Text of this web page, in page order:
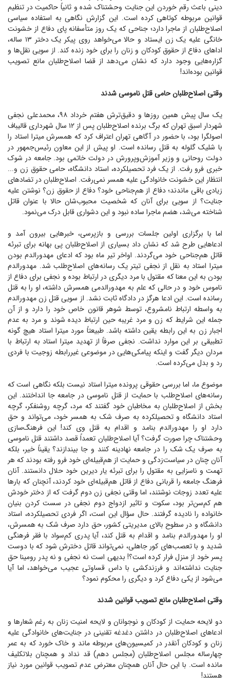
دینی باعث رقم خوردن این جنایت وحشتناک شده و ثانیاً حاکمیت در تنظیم
قوانین مربوطه کوتاهی کرده است. این گزارش نگاهی به استفاده سیاسی
اصلاح‌طلبان از ماجرا دارد؛ جناحی که یک روز متأسفانه پای دفاع از خشونت
خانگی علیه یک زن ایستاد و حالا می‌خواهد روی پیکر یک دختر ۱۳ ساله،
ادا‌های دفاع از حقوق کودکان و زنان را برای خود زنده کند. از سویی نقل‌ها و
گزاره‌هایی وجود دارد که نشان می‌دهد از قضا اصلاح‌طلبان مانع تصویب
قوانین بوده‌اند!
وقتی اصلاح‌طلبان حامی قتل ناموسی شدند
یک سال پیش همین روز‌ها و دقیق‌ترش هفتم خرداد ۹۸، محمدعلی نجفی
شهردار اسبق تهران که برگ برنده اصلاح‌طلبان پس از ۱۲ سال شهرداری قالیباف
اصولگرا بود، با حضور در آگاهی تهران اعتراف کرد که همسرش میترا استاد را
با شلیک گلوله به قتل رسانده است. او پیش از این معاون رئیس‌جمهور در
دولت روحانی و وزیر آموزش‌و‌پرورش در دولت خاتمی بود. جامعه در شوک
خبری فرو رفت. از یک فرد تحصیلکرده، استاد دانشگاه، حامی حقوق زن و...
انتظار این خشونت خانوادگی علیه همسر نمی‌رفت. اصلاح‌طلبان در تضاد‌های
زیادی باقی ماندند؛ دفاع از هم‌جناحی خود؟ دفاع از حقوق زن؟ نوشتن علیه
جنایت؟ از سویی برای آنان که شخصیت محبوب‌شان حالا با عنوان قاتل
شناخته می‌شد، هضم ماجرا ساده نبود و این دشواری قابل درک می‌نمود.
اما با برگزاری اولین جلسات بررسی و بازپرسی، خبر‌هایی بیرون آمد و
ادعا‌هایی طرح شد که نشان داد بسیاری از اصلاح‌طلبان پی بهانه برای تبرئه
قاتل هم‌جناحی خود می‌گردند. اواخر تیر ماه بود که ادعای مهدورالدم بودن
میترا استاد به نقل از نجفی تیتر یک رسانه‌های اصلاح‌طلب شد. مهدورالدم
بودن به این معنا که مقتول با مرد دیگری در ارتباط بوده و نجفی برای دفاع از
ناموس خود و در حالی که علم به مهدورالدمی همسرش داشته، او را به قتل
رسانده است. این ادعا هرگز در دادگاه ثابت نشد. از سویی قتل زن مهدورالدم
به واسطه ارتباط نامشروع، توسط شوهر قانون خاص خود را دارد و از آن
جمله این شرایط که زن و مرد غریبه حین ارتباط دیده شوند و مرد به عدم
اجبار زن به این رابطه یقین داشته باشد. طبیعتاً مورد میترا استاد هیچ گونه
تطبیقی بر این موارد نداشت. نجفی صرفاً از تهدید میترا استاد به ارتباط با
مردان دیگر گفت و اینکه پیامکی‌هایی در موضوعی غیررابطه زوجیت با فردی
رد و بدل می‌کرده است.
موضوع ما، اما بررسی حقوقی پرونده میترا استاد نیست بلکه نگاهی است که
رسانه‌های اصلاح‌طلب با حمایت از قتل ناموسی در جامعه جا انداختند. این
بخش از اصلاح‌طلبان به مخاطبان خود گفتند که مرد، گرچه روشنفکر، گرچه
استاد دانشگاه و تحصیلکرده به صرف شک به همسر خود، می‌تواند و حق
دارد او را مهدورالدم بنامد و اقدام به قتل وی کند! این فرهنگ‌سازی
وحشتناک چرا صورت گرفت؟ آیا اصلاح‌طلبان تعمداً قصد داشتند قتل ناموسی
به صرف یک شک را در جامعه نهادینه کنند و جا بیندازند؟ یقیناً خیر، بلکه
آنان چنان در سیاست‌زدگی و حمایت از هم‌قبیله‌ای خود فرو رفته بودند که هر
تهمت و ناسزایی به مقتول را برای تبرئه یار دیرین خود حلال دانستند. آنان
فرهنگ جامعه را قربانی دفاع از قاتل هم‌قبیله‌ای خود کردند، آنچنان که بار‌ها
علیه تعدد زوجات نوشتند، اما وقتی نجفی زن دوم گرفت که از دختر خودش
هم کم‌سن‌تر بود، سکوت و تاثیر ازدواج دوم نجفی در سست کردن بنیان
خانواده را نادیده گرفتند. حال سؤال این است، اگر فردی تحصیلکرده، استاد
دانشگاه و در سطوح بالای مدیریتی کشور، حق دارد صرف شک به همسرش،
او را مهدورالدم بنامد و اقدام به قتل کند، آیا پدری کم‌سواد با فقر فرهنگی
شدید و با تعصب‌های کور جاهلی، نمی‌تواند قاتل دخترش شود که با دوست
پسر خود از منزل فرار کرده است؟! بدیهی است نه نجفی و نه پدر رومینا حق
جنایت نداشته‌اند و فرزندکشی با داس قساوتی عجیب می‌خواهد، اما آیا
می‌شود از یکی دفاع کرد و دیگری را محکوم نمود؟
وقتی اصلاح‌طلبان مانع تصویب قوانین شدند
دو لایحه حمایت از کودکان و نوجوانان و لایحه امنیت زنان به رغم شعار‌ها و
ادعا‌های اصلاح‌طلبان در داشتن دغدغه تقنینی در جنایت‌های خانوادگی علیه
زنان و کودکان آنقدر در کمیسیون‌های مربوطه ماند و خاک خورد که به عمر
چهارساله مجلس اصلاح‌طلبان (مجلس دهم) قد نداد و همچنان بلاتکلیف
مانده است. با این حال آنان همچنان معترض عدم تصویب قوانین مورد نیاز
هستند!